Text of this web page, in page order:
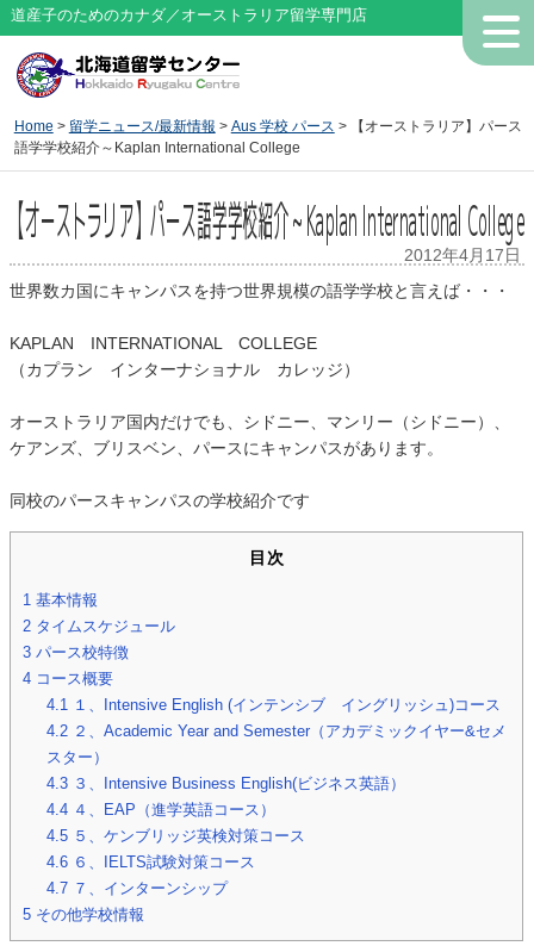
道産子のためのカナダ／オーストラリア留学専門店
Home > 留学ニュース/最新情報 > Aus 学校 パース > 【オーストラリア】パース
語学学校紹介～Kaplan International College
【オーストラリア】パース語学学校紹介～Kaplan International College
2012年4月17日
世界数カ国にキャンパスを持つ世界規模の語学学校と言えば・・・
KAPLAN INTERNATIONAL COLLEGE
（カプラン インターナショナル カレッジ）
オーストラリア国内だけでも、シドニー、マンリー（シドニー）、
ケアンズ、ブリスベン、パースにキャンパスがあります。
同校のパースキャンパスの学校紹介です
目次
1 基本情報
2 タイムスケジュール
3 パース校特徴
4 コース概要
4.1
１、Intensive English (インテンシブ イングリッシュ)コース
4.2 ２、Academic Year and Semester（アカデミックイヤー&セメ
スター）
4.3 ３、Intensive Business English(ビジネス英語）
4.4 ４、EAP（進学英語コース）
4.5 ５、ケンブリッジ英検対策コース
4.6 ６、IELTS試験対策コース
4.7 ７、インターンシップ
5 その他学校情報